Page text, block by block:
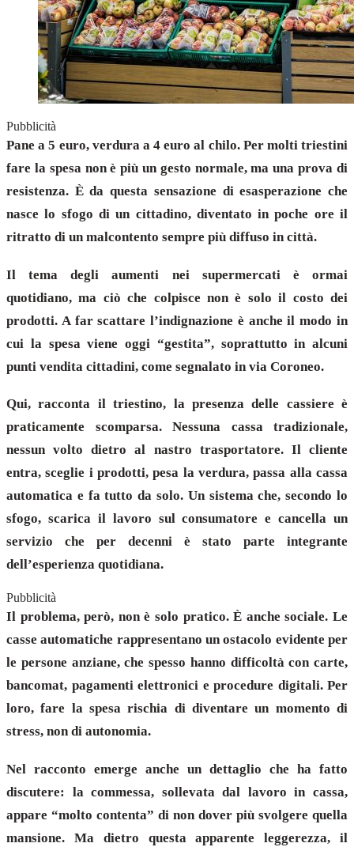
Pubblicità
Pane a 5 euro, verdura a 4 euro al chilo. Per molti triestini
fare la spesa non è più un gesto normale, ma una prova di
resistenza. È da questa sensazione di esasperazione che
nasce lo sfogo di un cittadino, diventato in poche ore il
ritratto di un malcontento sempre più diffuso in città.
Il tema degli aumenti nei supermercati è ormai
quotidiano, ma ciò che colpisce non è solo il costo dei
prodotti. A far scattare l’indignazione è anche il modo in
cui la spesa viene oggi “gestita”, soprattutto in alcuni
punti vendita cittadini, come segnalato in via Coroneo.
Qui, racconta il triestino, la presenza delle cassiere è
praticamente scomparsa. Nessuna cassa tradizionale,
nessun volto dietro al nastro trasportatore. Il cliente
entra, sceglie i prodotti, pesa la verdura, passa alla cassa
automatica e fa tutto da solo. Un sistema che, secondo lo
sfogo, scarica il lavoro sul consumatore e cancella un
servizio che per decenni è stato parte integrante
dell’esperienza quotidiana.
Pubblicità
Il problema, però, non è solo pratico. È anche sociale. Le
casse automatiche rappresentano un ostacolo evidente per
le persone anziane, che spesso hanno difficoltà con carte,
bancomat, pagamenti elettronici e procedure digitali. Per
loro, fare la spesa rischia di diventare un momento di
stress, non di autonomia.
Nel racconto emerge anche un dettaglio che ha fatto
discutere: la commessa, sollevata dal lavoro in cassa,
appare “molto contenta” di non dover più svolgere quella
mansione. Ma dietro questa apparente leggerezza, il